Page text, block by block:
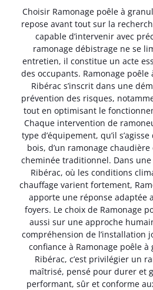
Choisir Ramonage poêle à
repose avant tout sur la
capable d’intervenir avec
ramonage débistrage ne se
entretien, il constitue un acte
des occupants. Ramonage poêle
Ribérac s’inscrit dans une
prévention des risques,
tout en optimisant le
Chaque intervention de
type d’équipement, qu’il
bois, d’un ramonage
cheminée traditionnel. Dans
Ribérac, où les conditions
chauffage varient fortement,
apporte une réponse adaptée
foyers. Le choix de Ramonage
aussi sur une approche
compréhension de l’installation
confiance à Ramonage poêle
Ribérac, c’est privilégier un
maîtrisé, pensé pour durer et
performant, sûr et conforme